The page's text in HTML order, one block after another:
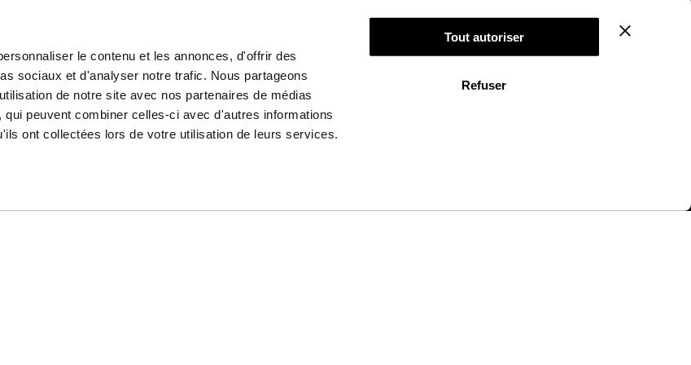
le contenu et les annonces, d'offrir des
sociaux et d'analyser notre trafic. Nous partageons
de notre site avec nos partenaires de médias
peuvent combiner celles-ci avec d'autres informations
ont collectées lors de votre utilisation de leurs services.
Tout autoriser
Refuser
Petit Tuto pour poser ton kit déco
REJOINS NOTRE COMMUNAUTÉ
Une équipe vous répond du lundi au vendredi de 9h00 à 18h00